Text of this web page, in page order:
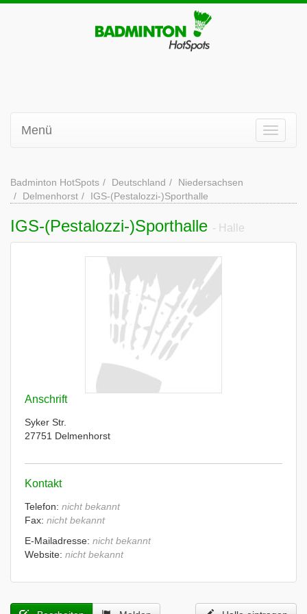
Menü
Badminton HotSpots Deutschland
Niedersachsen
Delmenhorst
IGS-(Pestalozzi-)Sporthalle
IGS-(Pestalozzi-)Sporthalle - Halle
Anschrift
Syker Str.
27751 Delmenhorst
Kontakt
Telefon: nicht bekannt
Fax: nicht bekannt
E-Mailadresse: nicht bekannt
Website: nicht bekannt